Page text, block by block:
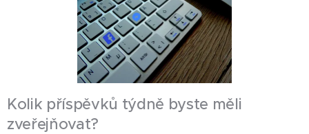
Kolik příspěvků týdně byste měli
zveřejňovat?